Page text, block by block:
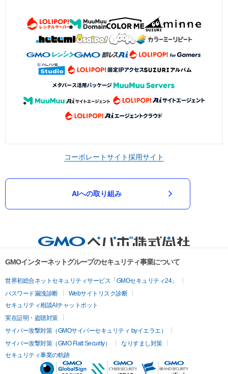
コーポレートサイト採用サイト
AIへの取り組み
GMOインターネットグループのセキュリティ事業について
世界初総合ネットセキュリティサービス「GMOセキュリティ24」
パスワード漏洩診断
Webサイトリスク診断
セキュリティ相談AIチャットボット
実在証明・盗聴対策
サイバー攻撃対策（GMOサイバーセキュリティ byイエラエ）
サイバー攻撃対策（GMO Flatt Security）
なりすまし対策
セキュリティ事業の軌跡